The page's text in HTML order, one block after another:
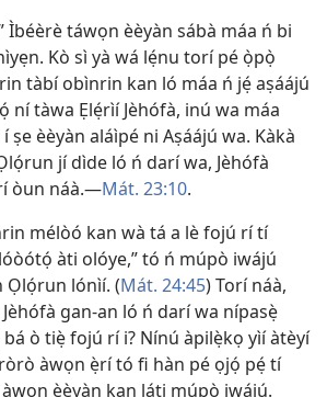
Ìbéèrè táwọn èèyàn sábà máa ń bi
Kò sì yà wá lẹ́nu torí pé ọ̀pọ̀
tàbí obìnrin kan ló máa ń jẹ́ aṣáájú
ní tàwa Ẹlẹ́rìí Jèhófà, inú wa máa
ṣe èèyàn aláìpé ni Aṣáájú wa. Kàkà
jí dìde ló ń darí wa, Jèhófà
òun náà.​—Mát. 23:10.
mélòó kan wà tá a lè fojú rí tí
àti olóye,” tó ń múpò iwájú
Ọlọ́run lónìí. (Mát. 24:45) Torí náà,
gan-an ló ń darí wa nípasẹ̀
bá ò tiẹ̀ fojú rí i? Nínú àpilẹ̀kọ yìí àtèyí
àwọn ẹ̀rí tó fi hàn pé ọjọ́ pẹ́ tí
èèyàn kan láti múpò iwájú.